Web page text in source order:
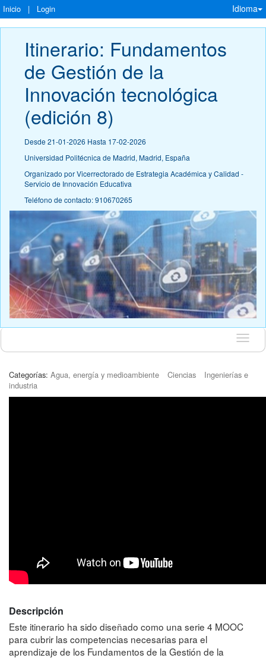
Inicio | Login Idioma
Itinerario: Fundamentos
de Gestión de la
Innovación tecnológica
(edición 8)
Desde 21-01-2026 Hasta 17-02-2026
Universidad Politécnica de Madrid, Madrid, España
Organizado por Vicerrectorado de Estrategia Académica y Calidad -
Servicio de Innovación Educativa
Teléfono de contacto: 910670265
Idioma
Categorías: Agua, energía y medioambiente Ciencias
Ingenierías e
industria
Descripción
Este itinerario ha sido diseñado como una serie 4 MOOC
para cubrir las competencias necesarias para el
aprendizaje de los Fundamentos de la Gestión de la